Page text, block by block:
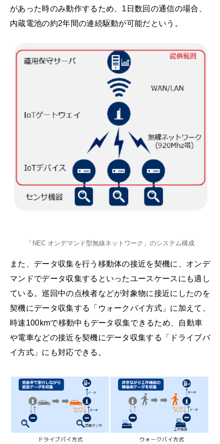
があった時のみ動作するため、1日数回の通信の場合、
内蔵電池の約2年間の連続駆動が可能だという。
「NEC オンデマンド型無線ネットワーク」のシステム構成
また、データ収集を行う移動体の接近を契機に、オンデ
マンドでデータ収集するといったユースケースにも適し
ている。巡回中の点検者などが対象物に接近にしたのを
契機にデータ収集する「ウォークバイ方式」に加えて、
時速100kmで移動中もデータ収集できるため、自動車
や電車などの接近を契機にデータ収集する「ドライブバ
イ方式」にも対応できる。